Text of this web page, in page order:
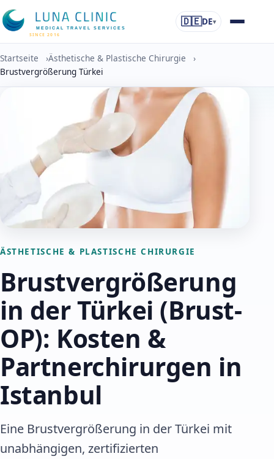
MEDICAL TRAVEL SERVICES
SINCE 2016
🇩🇪DE▾
Startseite ›Ästhetische & Plastische Chirurgie
›
Brustvergrößerung Türkei
ÄSTHETISCHE & PLASTISCHE CHIRURGIE
Brustvergrößerung
in der Türkei (Brust-
OP): Kosten &
Partnerchirurgen in
Istanbul
Eine Brustvergrößerung in der Türkei mit
unabhängigen, zertifizierten